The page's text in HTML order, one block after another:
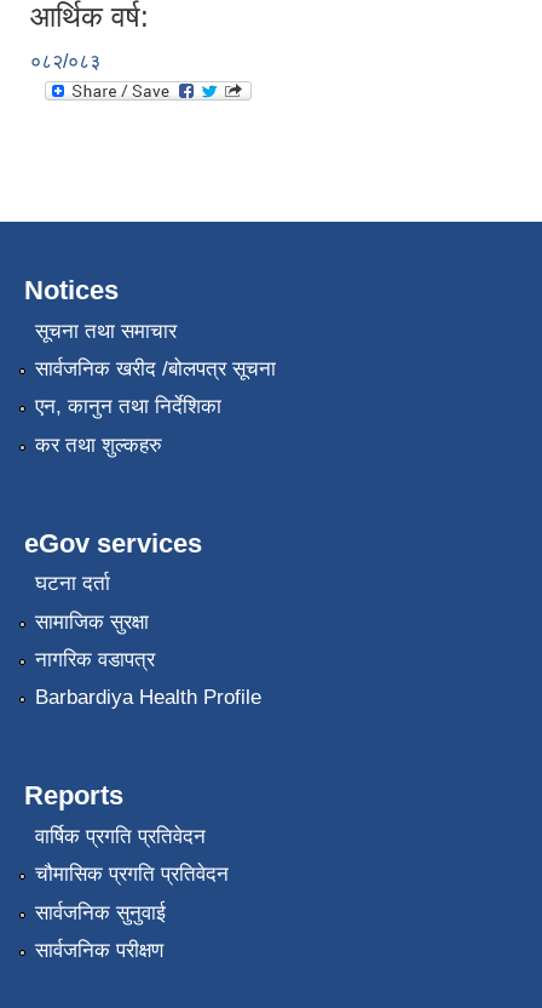
आर्थिक वर्ष:
०८२/०८३
Notices
सूचना तथा समाचार
सार्वजनिक खरीद /बोलपत्र सूचना
एन, कानुन तथा निर्देशिका
कर तथा शुल्कहरु
eGov services
घटना दर्ता
सामाजिक सुरक्षा
नागरिक वडापत्र
Barbardiya Health Profile
Reports
वार्षिक प्रगति प्रतिवेदन
चौमासिक प्रगति प्रतिवेदन
सार्वजनिक सुनुवाई
सार्वजनिक परीक्षण